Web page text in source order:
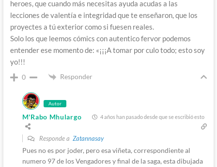
heroes, que cuando más necesitas ayuda acudas a las
lecciones de valentía e integridad que te enseñaron, que los
proyectes a tú exterior como si fuesen reales.
Solo los que leemos cómics con autentico fervor podemos
entender ese momento de: «¡¡¡A tomar por culo todo; esto soy
yo!!!
0 Responder
Autor
M'Rabo Mhulargo 4 años han pasado desde que se escribió esto
Responde a Zatannasay
Pues no es por joder, pero esa viñeta, correspondiente al
numero 97 de los Vengadores y final de la saga, esta dibujada